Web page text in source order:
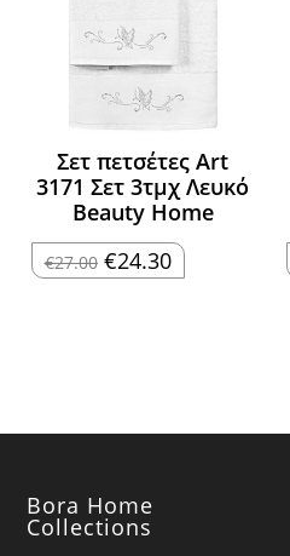
Σετ πετσέτες Art
3171 Σετ 3τμχ Λευκό
Beauty Home
€27.00 Original
price
€24.30Η
τρέχουσα
Bora Home
Collections